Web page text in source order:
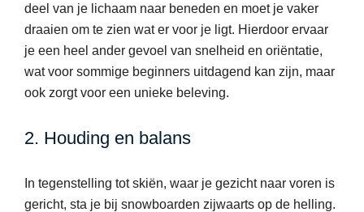
deel van je lichaam naar beneden en moet je vaker
draaien om te zien wat er voor je ligt. Hierdoor ervaar
je een heel ander gevoel van snelheid en oriëntatie,
wat voor sommige beginners uitdagend kan zijn, maar
ook zorgt voor een unieke beleving.
2. Houding en balans
In tegenstelling tot skiën, waar je gezicht naar voren is
gericht, sta je bij snowboarden zijwaarts op de helling.